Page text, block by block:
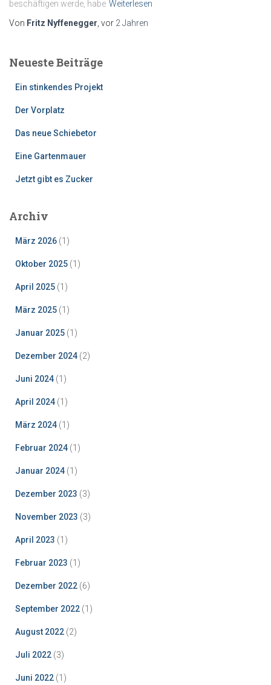
beschäftigen werde, habe Weiterlesen
Von Fritz Nyffenegger, vor 2 Jahren
Neueste Beiträge
Ein stinkendes Projekt
Der Vorplatz
Das neue Schiebetor
Eine Gartenmauer
Jetzt gibt es Zucker
Archiv
März 2026 (1)
Oktober 2025 (1)
April 2025 (1)
März 2025 (1)
Januar 2025 (1)
Dezember 2024 (2)
Juni 2024 (1)
April 2024 (1)
März 2024 (1)
Februar 2024 (1)
Januar 2024 (1)
Dezember 2023 (3)
November 2023 (3)
April 2023 (1)
Februar 2023 (1)
Dezember 2022 (6)
September 2022 (1)
August 2022 (2)
Juli 2022 (3)
Juni 2022 (1)